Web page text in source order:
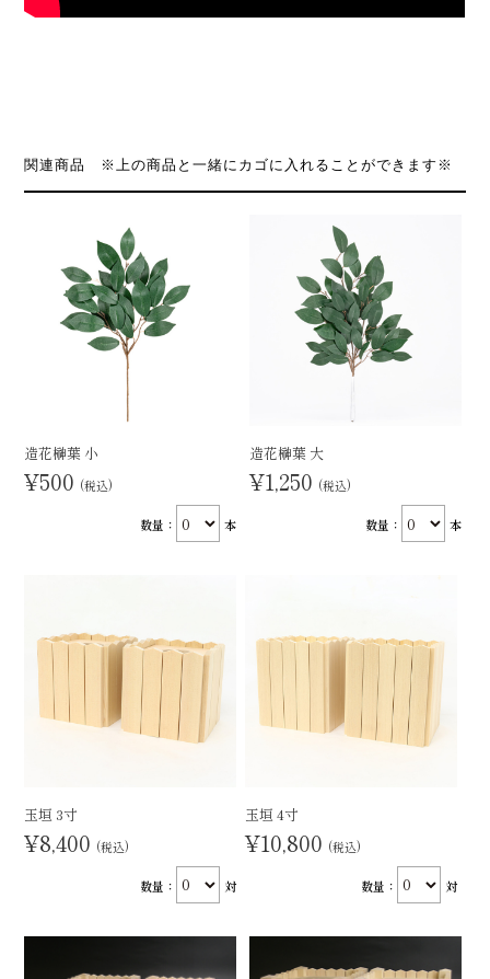
関連商品 ※上の商品と一緒にカゴに入れることができます※
造花榊葉 小
¥500 (税込)
数量： 本
造花榊葉 大
¥1,250 (税込)
数量： 本
玉垣 3寸
¥8,400 (税込)
数量： 対
玉垣 4寸
¥10,800 (税込)
数量： 対